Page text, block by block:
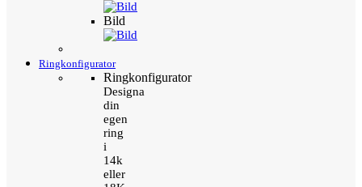
Bild
Ringkonfigurator
Ringkonfigurator
Designa
din
egen
ring
i
14k
eller